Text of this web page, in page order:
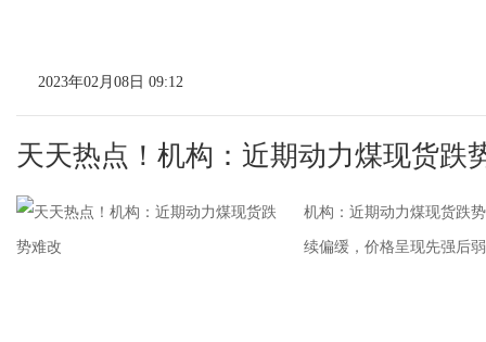
2023年02月08日 09:12
天天热点！机构：近期动力煤现货跌
机构：近期动力煤现货跌
续偏缓，价格呈现先强后